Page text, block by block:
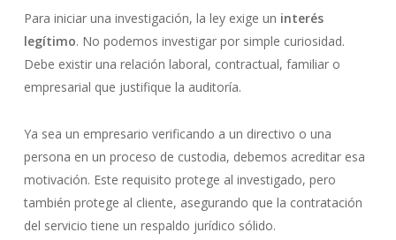
Para iniciar una investigación, la ley exige un interés
legítimo. No podemos investigar por simple curiosidad.
Debe existir una relación laboral, contractual, familiar o
empresarial que justifique la auditoría.
Ya sea un empresario verificando a un directivo o una
persona en un proceso de custodia, debemos acreditar esa
motivación. Este requisito protege al investigado, pero
también protege al cliente, asegurando que la contratación
del servicio tiene un respaldo jurídico sólido.